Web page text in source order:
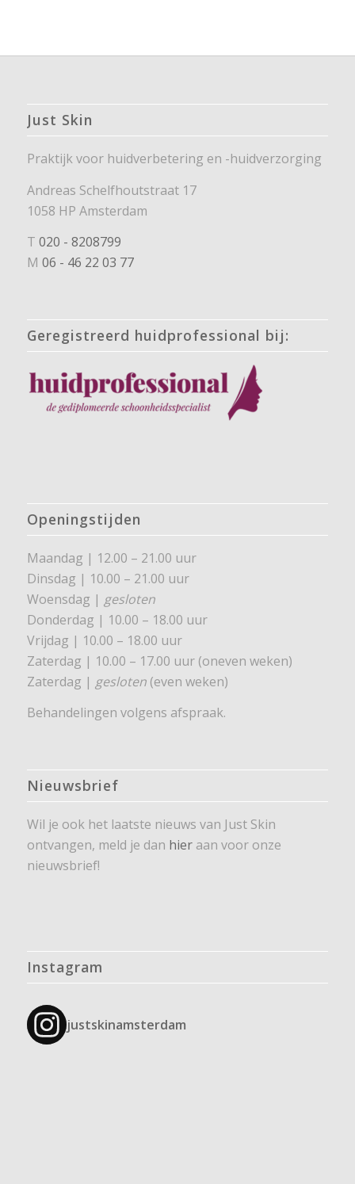
Just Skin
Praktijk voor huidverbetering en -huidverzorging
Andreas Schelfhoutstraat 17
1058 HP Amsterdam
T 020 - 8208799
M 06 - 46 22 03 77
Geregistreerd huidprofessional bij:
Openingstijden
Maandag | 12.00 – 21.00 uur
Dinsdag | 10.00 – 21.00 uur
Woensdag | gesloten
Donderdag | 10.00 – 18.00 uur
Vrijdag | 10.00 – 18.00 uur
Zaterdag | 10.00 – 17.00 uur (oneven weken)
Zaterdag | gesloten(even weken)
Behandelingen volgens afspraak.
Nieuwsbrief
Wil je ook het laatste nieuws van Just Skin
ontvangen, meld je dan hieraan voor onze
nieuwsbrief!
Instagram
justskinamsterdam